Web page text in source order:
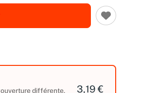
différente.
3,19 €